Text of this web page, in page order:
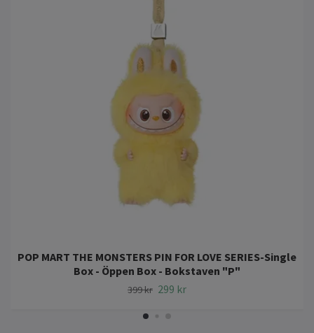
POP MART THE MONSTERS PIN FOR LOVE SERIES-Single
Box - Öppen Box - Bokstaven "P"
399 kr 299 kr